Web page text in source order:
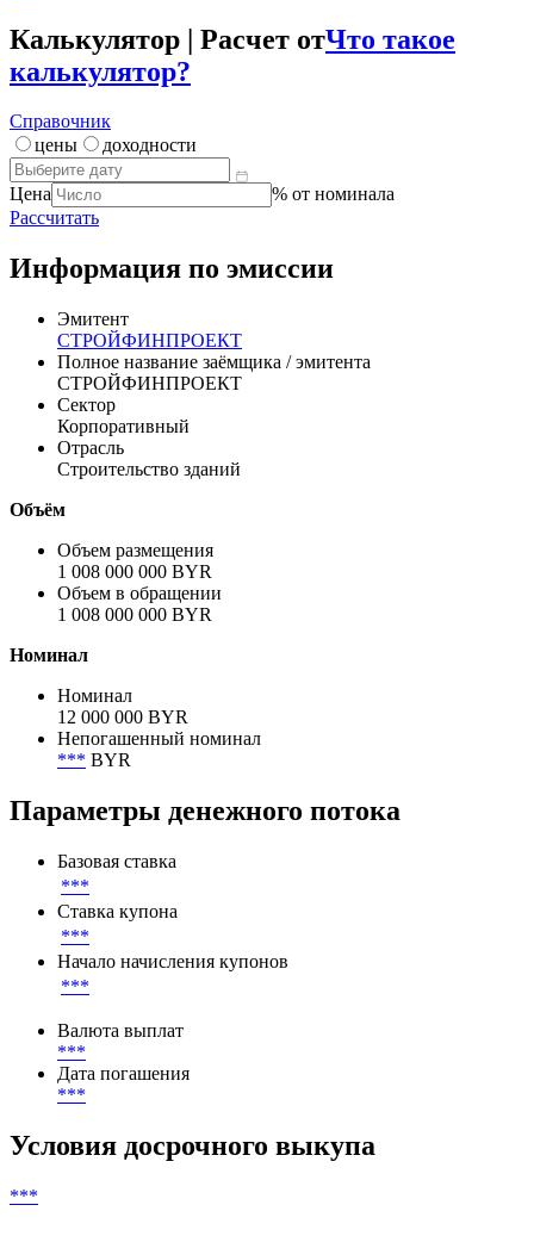
Калькулятор | Расчет отЧто такое
калькулятор?
Справочник
цены
доходности
Цена
% от номинала
Рассчитать
Информация по эмиссии
Эмитент
СТРОЙФИНПРОЕКТ
Полное название заёмщика / эмитента
СТРОЙФИНПРОЕКТ
Сектор
Корпоративный
Отрасль
Строительство зданий
Объём
Объем размещения
1 008 000 000 BYR
Объем в обращении
1 008 000 000 BYR
Номинал
Номинал
12 000 000 BYR
Непогашенный номинал
*** BYR
Параметры денежного потока
Базовая ставка
***
Ставка купона
***
Начало начисления купонов
***
Валюта выплат
***
Дата погашения
***
Условия досрочного выкупа
***